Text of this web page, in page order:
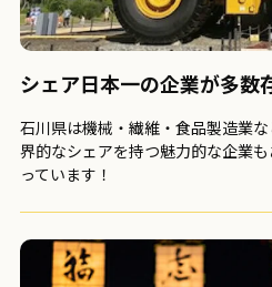
シェア日本一の企業が多数
石川県は機械・繊維・食品製造業
界的なシェアを持つ魅力的な企業
っています！